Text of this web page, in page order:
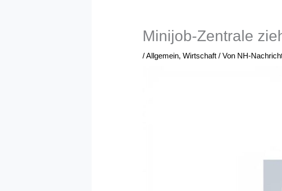
Minijob-Zentrale
/Allgemein,Wirtschaft / Von NH-